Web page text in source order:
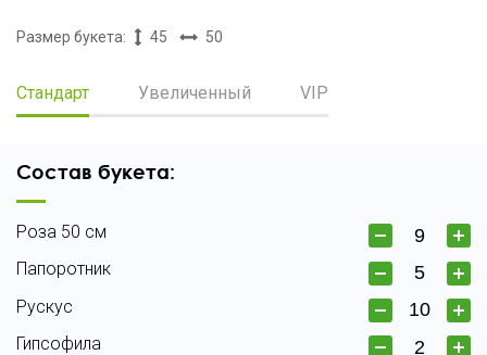
Размер букета: 45 50
Стандарт Увеличенный VIP
Состав букета:
Роза 50 см
Папоротник
Рускус
Гипсофила